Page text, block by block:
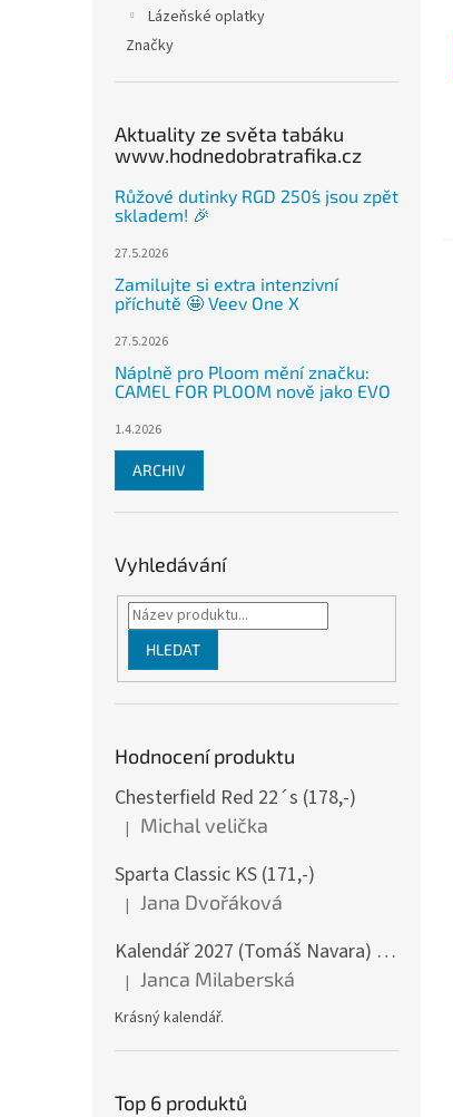
Lázeňské oplatky
Značky
Aktuality ze světa tabáku
www.hodnedobratrafika.cz
Růžové dutinky RGD 250´s jsou zpět
skladem! 🎉
27.5.2026
Zamilujte si extra intenzivní
příchutě 🤩 Veev One X
27.5.2026
Náplně pro Ploom mění značku:
CAMEL FOR PLOOM nově jako EVO
1.4.2026
ARCHIV
Vyhledávání
HLEDAT
Hodnocení produktu
Chesterfield Red 22´s (178,-)
Hodnocení produktu je 5 z 5 hvězdiček.
| Michal velička
Sparta Classic KS (171,-)
Hodnocení produktu je 5 z 5 hvězdiček.
| Jana Dvořáková
Kalendář 2027 (Tomáš Navara) - Šumava v srdci mém - nástěnný
Hodnocení produktu je 5 z 5 hvězdiček.
| Janca Milaberská
Krásný kalendář.
Top 6 produktů